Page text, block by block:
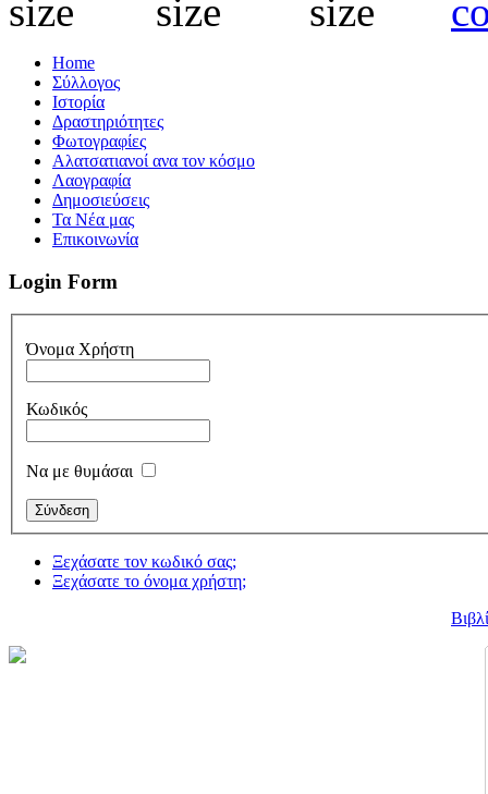
Home
Σύλλογος
Iστορία
Δραστηριότητες
Φωτογραφίες
Αλατσατιανοί ανα τον κόσμο
Λαογραφία
Δημοσιεύσεις
Τα Νέα μας
Επικοινωνία
Login Form
Όνομα Χρήστη
Κωδικός
Να με θυμάσαι
Ξεχάσατε τον κωδικό σας;
Ξεχάσατε το όνομα χρήστη;